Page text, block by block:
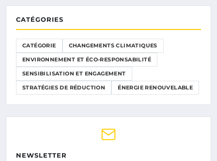
CATÉGORIES
CATÉGORIE CHANGEMENTS CLIMATIQUES
ENVIRONNEMENT ET ÉCO-RESPONSABILITÉ
SENSIBILISATION ET ENGAGEMENT
STRATÉGIES DE RÉDUCTION ÉNERGIE RENOUVELABLE
NEWSLETTER